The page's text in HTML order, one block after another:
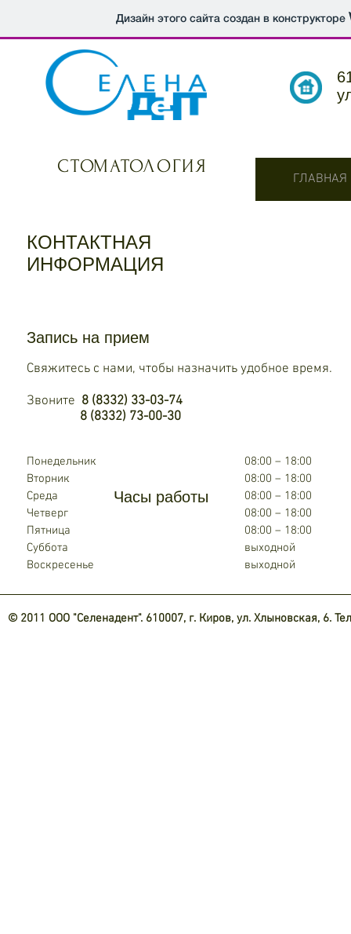
Дизайн этого сайта создан в конструкторе
СТОМАТОЛОГИЯ
ГЛАВНАЯ
КОНТАКТНАЯ
ИНФОРМАЦИЯ
Запись на прием
Свяжитесь с нами, чтобы назначить удобное время.
Звоните 8 (8332) 33-03-74
8 (8332) 73-00-30
08:00 – 18:00
08:00 – 18:00
08:00 – 18:00
08:00 – 18:00
08:00 – 18:00
выходной
выходной
Понедельник
Вторник
Среда
Четверг
Пятница
Суббота
Воскресенье
Часы работы
© 2011 ООО "Селенадент". 610007, г. Киров, ул. Хлыновская, 6.